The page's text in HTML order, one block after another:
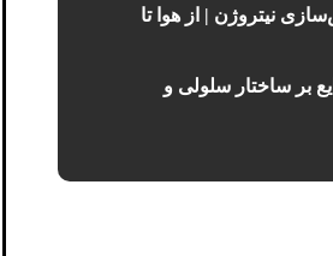
نیتروژن | از هوا تا
بر ساختار سلولی و